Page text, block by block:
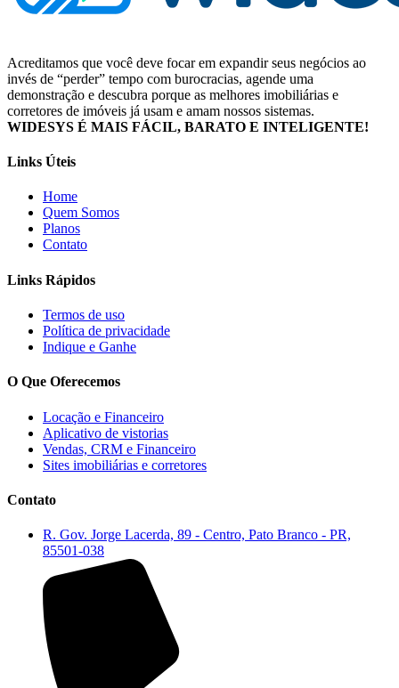
Acreditamos que você deve focar em expandir seus negócios ao
invés de “perder” tempo com burocracias, agende uma
demonstração e descubra porque as melhores imobiliárias e
corretores de imóveis já usam e amam nossos sistemas.
WIDESYS É MAIS FÁCIL, BARATO E INTELIGENTE!
Links Úteis
Home
Quem Somos
Planos
Contato
Links Rápidos
Termos de uso
Política de privacidade
Indique e Ganhe
O Que Oferecemos
Locação e Financeiro
Aplicativo de vistorias
Vendas, CRM e Financeiro
Sites imobiliárias e corretores
Contato
R. Gov. Jorge Lacerda, 89 - Centro, Pato Branco - PR,
85501-038